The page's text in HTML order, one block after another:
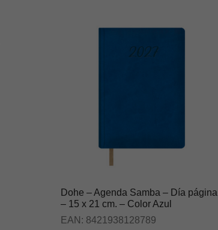
Dohe – Agenda Samba – Día página
– 15 x 21 cm. – Color Azul
EAN: 8421938128789